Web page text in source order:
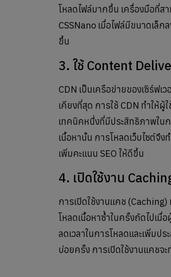
โหลดไฟล์มากขึ้น เครื่องมือที่ส
CSSNano เมื่อไฟล์มีขนาดเล็ก
ขึ้น
3. ใช้ Content
CDN เป็นเครือข่ายของเซิร์ฟเ
เคียงที่สุด การใช้ CDN ทำให้ผู้
เทคนิคหนึ่งที่มีประสิทธิภาพในก
เนื้อหานั้น การโหลดเว็บไซต์จึ
เพิ่มคะแนน SEO ให้ดีขึ้น
4. เปิดใช้งาน
การเปิดใช้งานแคช (Caching)
โหลดเนื้อหาซ้ำในครั้งถัดไปเมื่
ลดเวลาในการโหลดและเพิ่มป
บ่อยครั้ง การเปิดใช้งานแคชจ